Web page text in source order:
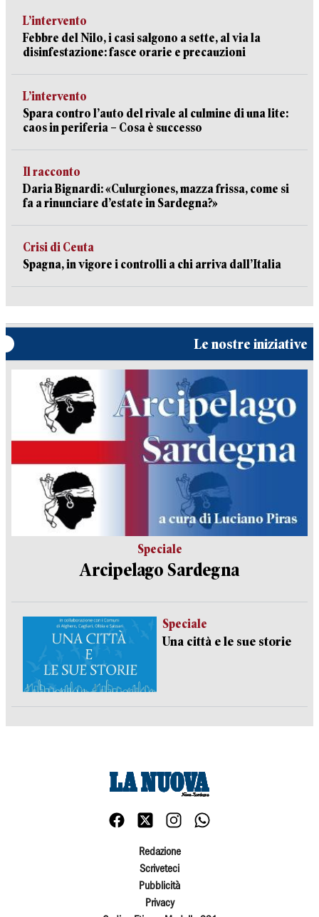
L’intervento
Febbre del Nilo, i casi salgono a sette, al via la
disinfestazione: fasce orarie e precauzioni
L’intervento
Spara contro l’auto del rivale al culmine di una lite:
caos in periferia – Cosa è successo
Il racconto
Daria Bignardi: «Culurgiones, mazza frissa, come si
fa a rinunciare d’estate in Sardegna?»
Crisi di Ceuta
Spagna, in vigore i controlli a chi arriva dall’Italia
Le nostre iniziative
Speciale
Arcipelago Sardegna
Speciale
Una città e le sue storie
Redazione
Scriveteci
Pubblicità
Privacy